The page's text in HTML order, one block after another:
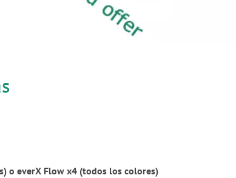
o everX Flow x4 (todos los colores)